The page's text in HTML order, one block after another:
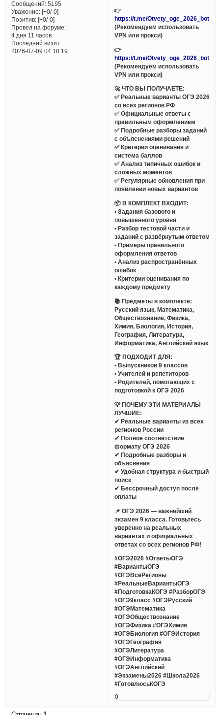
Сообщений:5195
Уважение: [+0/-0]
Позитив: [+0/-0]
Провел на форуме:
4 дня 11 часов
Последний визит:
2026-07-09 04:18:19
👉
https://t.me/Otvety_oge_2026_bot
(Рекомендуем использовать
VPN или прокси)
👉
https://t.me/Otvety_oge_2026_bot
(Рекомендуем использовать
VPN или прокси)
🚀 ЧТО ВЫ ПОЛУЧАЕТЕ:
✅ Реальные варианты ОГЭ 2026
со всех регионов РФ
✅ Официальные ответы с
правильным оформлением
✅ Подробные разборы заданий
с объяснениями решений
✅ Критерии оценивания и
система баллов
✅ Анализ типичных ошибок и
сложных моментов
✅ Регулярные обновления при
появлении новых вариантов
📦 В КОМПЛЕКТ ВХОДИТ:
• Задания базового и
повышенного уровня
• Разбор тестовой части и
заданий с развёрнутым ответом
• Примеры правильного
оформления ответов
• Анализ распространённых
ошибок
• Критерии оценивания по
каждому предмету
📚 Предметы в комплекте:
Русский язык, Математика,
Обществознание, Физика,
Химия, Биология, История,
География, Литература,
Информатика, Английский язык
🏆 ПОДХОДИТ ДЛЯ:
• Выпускников 9 классов
• Учителей и репетиторов
• Родителей, помогающих с
подготовкой к ОГЭ 2026
💡 ПОЧЕМУ ЭТИ МАТЕРИАЛЫ
ЛУЧШИЕ:
✔ Реальные варианты из всех
регионов России
✔ Полное соответствие
формату ОГЭ 2026
✔ Подробные разборы и
объяснения
✔ Удобная структура и быстрый
поиск
✔ Бессрочный доступ после
оплаты
📌 ОГЭ 2026 — важнейший
экзамен 9 класса. Готовьтесь
уверенно на реальных
вариантах и официальных
ответах со всех регионов РФ!
#ОГЭ2026 #ОтветыОГЭ
#ВариантыОГЭ
#ОГЭВсеРегионы
#РеальныеВариантыОГЭ
#ПодготовкаКОГЭ #РазборОГЭ
#ОГЭ9класс #ОГЭРусский
#ОГЭМатематика
#ОГЭОбществознание
#ОГЭФизика #ОГЭХимия
#ОГЭБиология #ОГЭИстория
#ОГЭГеография
#ОГЭЛитература
#ОГЭИнформатика
#ОГЭАнглийский
#Экзамены2026 #Школа2026
#ГотовлюсьКОГЭ
0